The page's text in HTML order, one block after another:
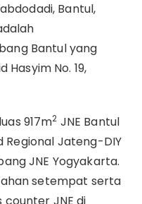
Bantul,
Bantul yang
Hasyim No. 19,
917m2 JNE Bantul
Regional Jateng-DIY
JNE Yogyakarta.
setempat serta